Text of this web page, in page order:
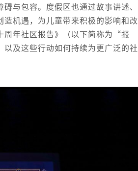
与包容。度假区也通过故事讲述、
机遇，为儿童带来积极的影响和改
周年社区报告》（以下简称为“报
及这些行动如何持续为更广泛的社